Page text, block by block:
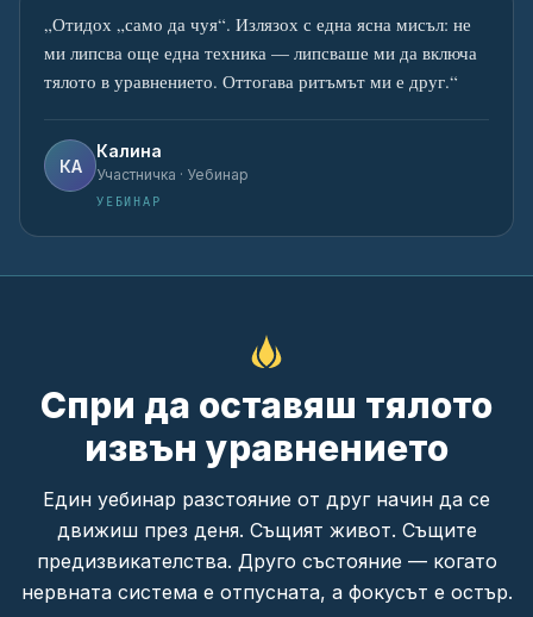
„Отидох „само да чуя“. Излязох с една ясна мисъл: не
ми липсва още една техника — липсваше ми да включа
тялото в уравнението. Оттогава ритъмът ми е друг.“
КА
Калина
Участничка · Уебинар
УЕБИНАР
Спри да оставяш тялото
извън уравнението
Един уебинар разстояние от друг начин да се
движиш през деня. Същият живот. Същите
предизвикателства. Друго състояние — когато
нервната система е отпусната, а фокусът е остър.